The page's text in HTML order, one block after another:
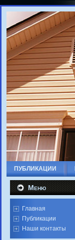
ПУБЛИКАЦИИ
Меню
Главная
Публикации
Наши контакты